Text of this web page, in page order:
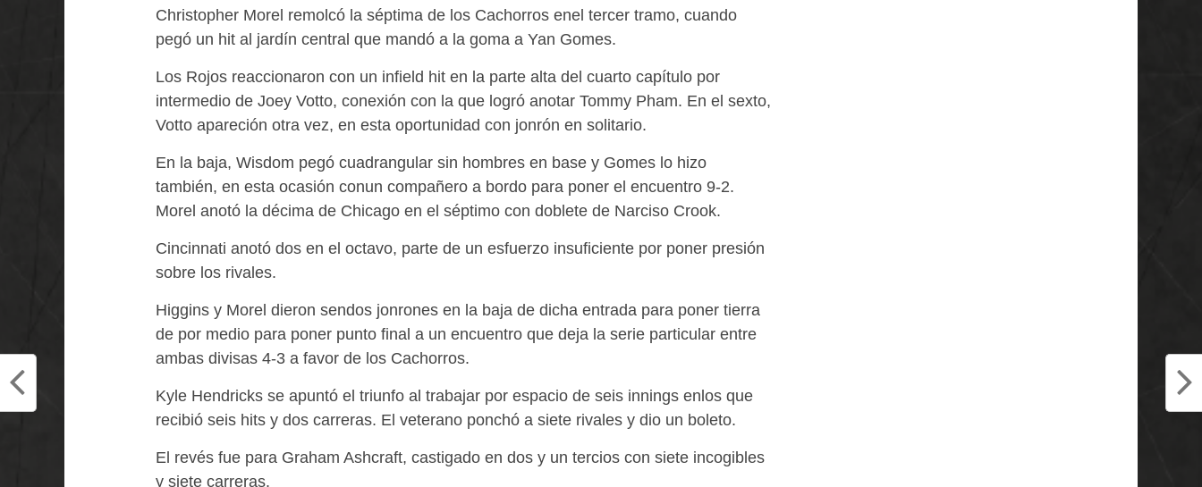
Christopher Morel remolcó la séptima de los Cachorros enel tercer tramo, cuando
pegó un hit al jardín central que mandó a la goma a Yan Gomes.
Los Rojos reaccionaron con un infield hit en la parte alta del cuarto capítulo por
intermedio de Joey Votto, conexión con la que logró anotar Tommy Pham. En el sexto,
Votto apareción otra vez, en esta oportunidad con jonrón en solitario.
En la baja, Wisdom pegó cuadrangular sin hombres en base y Gomes lo hizo
también, en esta ocasión conun compañero a bordo para poner el encuentro 9-2.
Morel anotó la décima de Chicago en el séptimo con doblete de Narciso Crook.
Cincinnati anotó dos en el octavo, parte de un esfuerzo insuficiente por poner presión
sobre los rivales.
Higgins y Morel dieron sendos jonrones en la baja de dicha entrada para poner tierra
de por medio para poner punto final a un encuentro que deja la serie particular entre
ambas divisas 4-3 a favor de los Cachorros.
Kyle Hendricks se apuntó el triunfo al trabajar por espacio de seis innings enlos que
recibió seis hits y dos carreras. El veterano ponchó a siete rivales y dio un boleto.
El revés fue para Graham Ashcraft, castigado en dos y un tercios con siete incogibles
y siete carreras.